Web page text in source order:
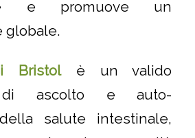
e promuove un
globale.
Bristolè un valido
di ascolto e auto-
salute intestinale,